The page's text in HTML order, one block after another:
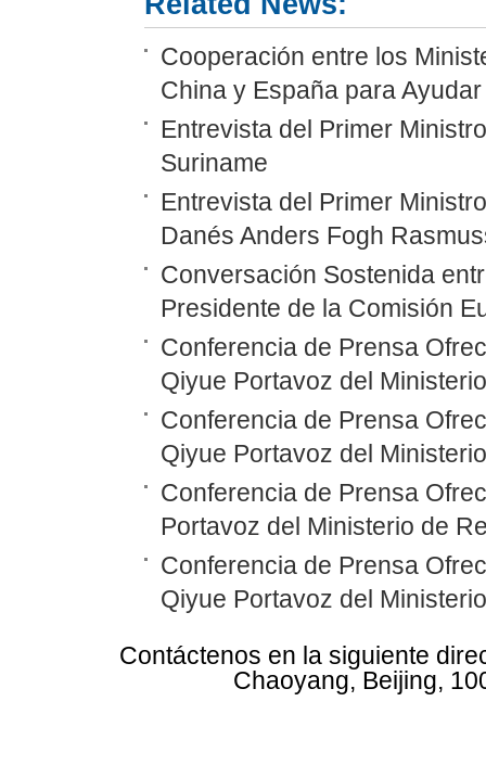
Cooperación entre los
China y España para
Entrevista del Primer
Suriname
Entrevista del Primer
Danés Anders Fogh
Conversación Sostenida
Presidente de la Comisión
Conferencia de Prensa
Qiyue Portavoz del
Conferencia de Prensa
Qiyue Portavoz del
Conferencia de Prensa
Portavoz del Ministerio de
Conferencia de Prensa
Qiyue Portavoz del
Contáctenos en la siguiente
Chaoyang, Beijing,